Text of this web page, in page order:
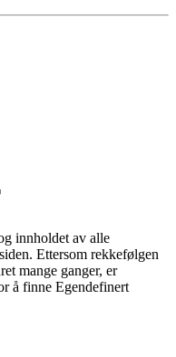
innholdet av alle
Ettersom rekkefølgen
mange ganger, er
å finne Egendefinert